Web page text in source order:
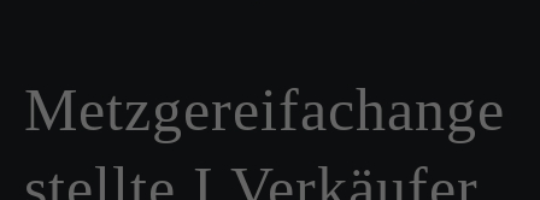
Metzgereifachange